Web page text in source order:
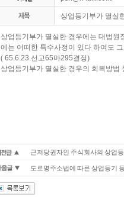
상업등기부가 멸실
상업등기부가 멸실한 경우에는 대법원
에는 어떠한 특수사정이 있다 하여도
( 65.6.23.선고65마295결정)
상업등기부가 멸실한 경우의 회복방법
근저당권자인 주식회사의 상업
도로명주소법에 따른 상업등기